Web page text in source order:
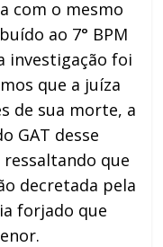
com o mesmo
ao 7° BPM
investigação foi
que a juíza
de sua morte, a
GAT desse
que
decretada pela
forjado que